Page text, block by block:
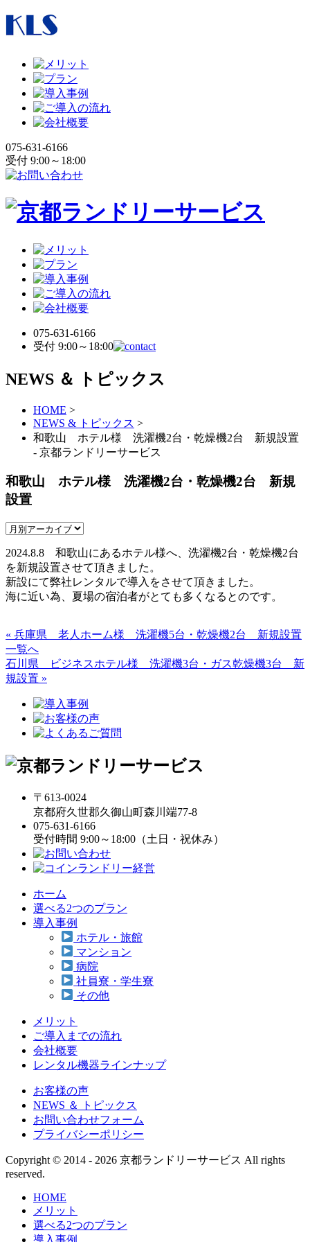
075-631-6166
受付 9:00～18:00
075-631-6166
受付 9:00～18:00
NEWS ＆ トピックス
HOME >
NEWS & トピックス >
和歌山 ホテル様 洗濯機2台・乾燥機2台 新規設置
- 京都ランドリーサービス
和歌山 ホテル様 洗濯機2台・乾燥機2台 新規
設置
2024.8.8 和歌山にあるホテル様へ、洗濯機2台・乾燥機2台
を新規設置させて頂きました。
新設にて弊社レンタルで導入をさせて頂きました。
海に近い為、夏場の宿泊者がとても多くなるとのです。
« 兵庫県 老人ホーム様 洗濯機5台・乾燥機2台 新規設置
一覧へ
石川県 ビジネスホテル様 洗濯機3台・ガス乾燥機3台 新
規設置 »
〒613-0024
京都府久世郡久御山町森川端77-8
075-631-6166
受付時間 9:00～18:00（土日・祝休み）
ホーム
選べる2つのプラン
導入事例
ホテル・旅館
マンション
病院
社員寮・学生寮
その他
メリット
ご導入までの流れ
会社概要
レンタル機器ラインナップ
お客様の声
NEWS ＆ トピックス
お問い合わせフォーム
プライバシーポリシー
Copyright © 2014 - 2026 京都ランドリーサービス All rights
reserved.
HOME
メリット
選べる2つのプラン
導入事例